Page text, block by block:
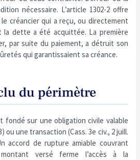
nécessaire. L’article 1302-2 offre
créancier qui a reçu, ou directement
dette a été acquittée. La première
par suite du paiement, a détruit son
qui garantissaient sa créance.
du périmètre
fondé sur une obligation civile valable
ou une transaction (Cass. 3e civ., 2 juill.
accord de rupture amiable couvrant
versé ferme l’accès à la